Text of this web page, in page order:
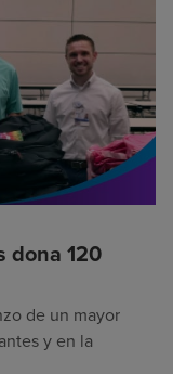
dona 120
de un mayor
y en la